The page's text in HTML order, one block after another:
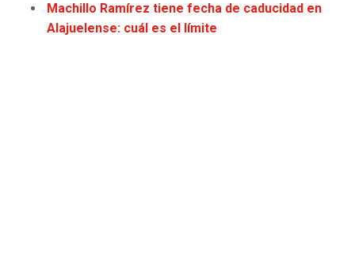
Machillo Ramírez tiene fecha de caducidad en
Alajuelense: cuál es el límite